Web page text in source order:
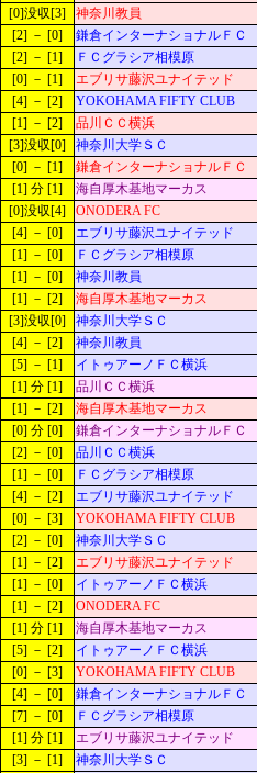
[0]没収[3] 神奈川教員
[2] － [0] 鎌倉インターナショナルＦＣ
[2] － [1] ＦＣグラシア相模原
[0] － [1] エブリサ藤沢ユナイテッド
[4] － [2] YOKOHAMA FIFTY CLUB
[1] － [2] 品川ＣＣ横浜
[3]没収[0] 神奈川大学ＳＣ
[0] － [1] 鎌倉インターナショナルＦＣ
[1] 分 [1] 海自厚木基地マーカス
[0]没収[4] ONODERA FC
[4] － [0] エブリサ藤沢ユナイテッド
[1] － [0] ＦＣグラシア相模原
[1] － [0] 神奈川教員
[1] － [2] 海自厚木基地マーカス
[3]没収[0] 神奈川大学ＳＣ
[4] － [2] 神奈川教員
[5] － [1] イトゥアーノＦＣ横浜
[1] 分 [1] 品川ＣＣ横浜
[1] － [2] 海自厚木基地マーカス
[0] 分 [0] 鎌倉インターナショナルＦＣ
[2] － [0] 品川ＣＣ横浜
[1] － [0] ＦＣグラシア相模原
[4] － [2] エブリサ藤沢ユナイテッド
[0] － [3] YOKOHAMA FIFTY CLUB
[2] － [0] 神奈川大学ＳＣ
[1] － [2] エブリサ藤沢ユナイテッド
[1] － [0] イトゥアーノＦＣ横浜
[1] － [2] ONODERA FC
[1] 分 [1] 海自厚木基地マーカス
[5] － [2] イトゥアーノＦＣ横浜
[0] － [3] YOKOHAMA FIFTY CLUB
[4] － [0] 鎌倉インターナショナルＦＣ
[7] － [0] ＦＣグラシア相模原
[1] 分 [1] エブリサ藤沢ユナイテッド
[3] － [1] 神奈川大学ＳＣ